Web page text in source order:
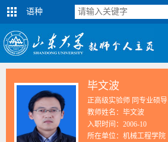
语种
毕文波
正高级实验师 同专业硕导
教师姓名：毕文波
入职时间：2006-10
所在单位：机械工程学院